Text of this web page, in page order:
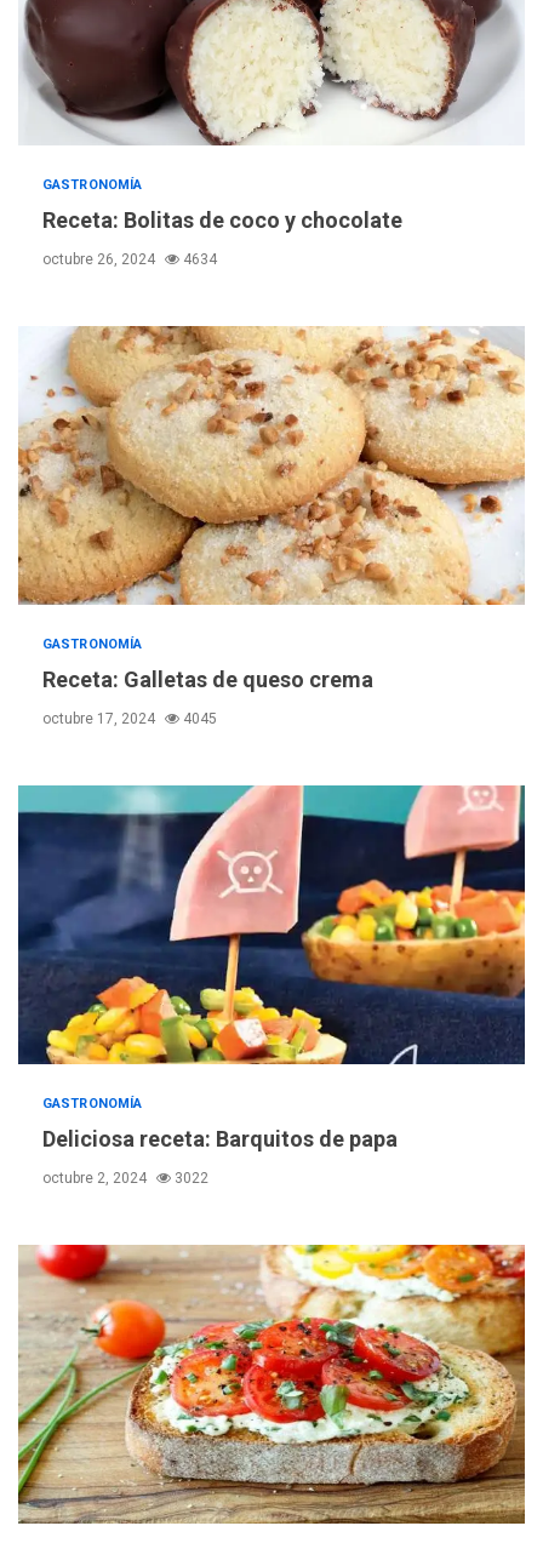
GASTRONOMÍA
Receta: Bolitas de coco y chocolate
octubre 26, 2024 4634
GASTRONOMÍA
Receta: Galletas de queso crema
octubre 17, 2024 4045
GASTRONOMÍA
Deliciosa receta: Barquitos de papa
octubre 2, 2024 3022